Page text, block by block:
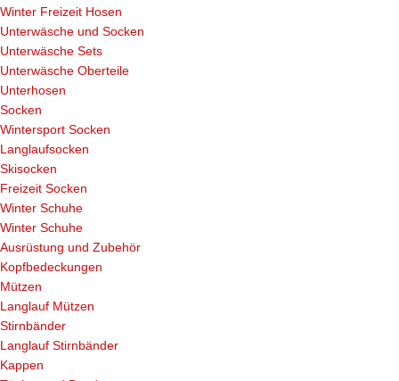
Winter Freizeit Hosen
Unterwäsche und Socken
Unterwäsche Sets
Unterwäsche Oberteile
Unterhosen
Socken
Wintersport Socken
Langlaufsocken
Skisocken
Freizeit Socken
Winter Schuhe
Winter Schuhe
Ausrüstung und Zubehör
Kopfbedeckungen
Mützen
Langlauf Mützen
Stirnbänder
Langlauf Stirnbänder
Kappen